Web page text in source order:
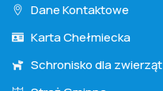
Dane Kontaktowe
Karta Chełmiecka
Schronisko dla zwierząt